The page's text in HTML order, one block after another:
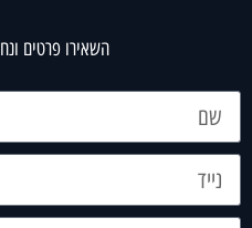
השאירו פרטים